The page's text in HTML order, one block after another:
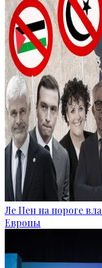
Ле Пен на пороге
Европы